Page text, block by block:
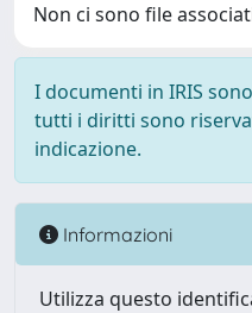
Non ci sono file
I documenti in IRIS
tutti i diritti sono
indicazione.
Informazioni
Utilizza questo